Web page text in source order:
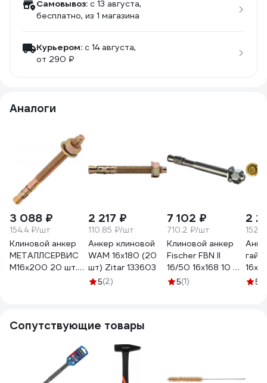
Самовывоз: c 13 августа,
бесплатно, из 1 магазина
Курьером: c 14 августа,
от 290 ₽
Аналоги
3 088 ₽
154.4 ₽/шт
Клиновой анкер
МЕТАЛЛСЕРВИС
М16x200 20 шт.
2 217 ₽
110.85 ₽/шт
Анкер клиновой
WAM 16x180 (20
шт) Zitar 133603
5(2)
7 102 ₽
710.2 ₽/шт
Клиновой анкер
Fischer FBN II
16/50 16x168 10 шт
45565
5(1)
2
тов-
5
Сопутствующие товары